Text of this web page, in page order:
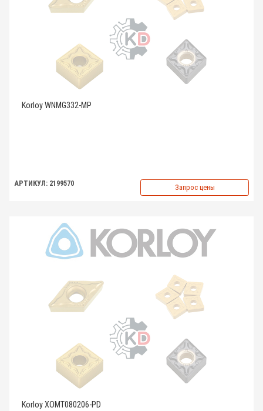
Korloy WNMG332-MP
АРТИКУЛ: 2199570 Запрос цены
Korloy XOMT080206-PD